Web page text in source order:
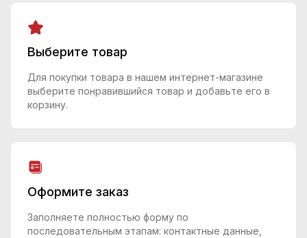
Выберите товар
Для покупки товара в нашем интернет-магазине
выберите понравившийся товар и добавьте его в
корзину.
Оформите заказ
Заполняете полностью форму по
последовательным этапам: контактные данные,